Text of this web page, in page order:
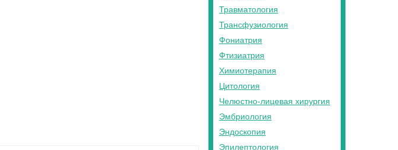
Травматология
Трансфузиология
Фониатрия
Фтизиатрия
Химиотерапия
Цитология
Челюстно-лицевая хирургия
Эмбриология
Эндоскопия
Эпилептология